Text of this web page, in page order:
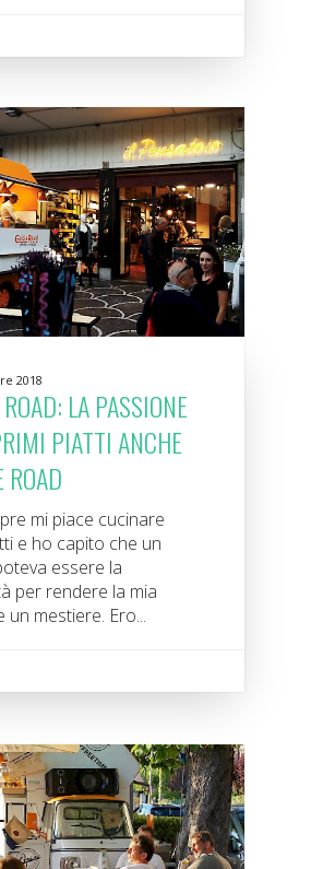
2018
LA PASSIONE
PIATTI ANCHE
ROAD
mi piace cucinare
e ho capito che un
essere la
per rendere la mia
un mestiere. Ero...